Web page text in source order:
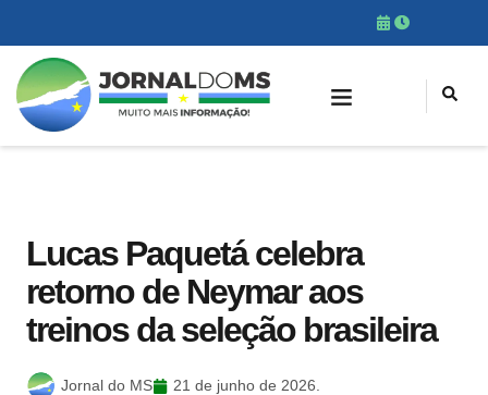
Lucas Paquetá celebra
retorno de Neymar aos
treinos da seleção brasileira
Jornal do MS 21 de junho de 2026.